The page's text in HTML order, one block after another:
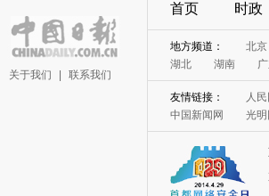
关于我们 联系我们
首页 时政
地方频道： 北京
湖北
湖南
友情链接： 人民
中国新闻网
光明